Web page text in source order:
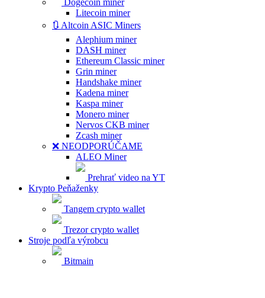
Dogecoin miner
Litecoin miner
🔃 Altcoin ASIC Miners
Alephium miner
DASH miner
Ethereum Classic miner
Grin miner
Handshake miner
Kadena miner
Kaspa miner
Monero miner
Nervos CKB miner
Zcash miner
❌ NEODPORÚČAME
ALEO Miner
Prehrať video na YT
Krypto Peňaženky
Tangem crypto wallet
Trezor crypto wallet
Stroje podľa výrobcu
Bitmain